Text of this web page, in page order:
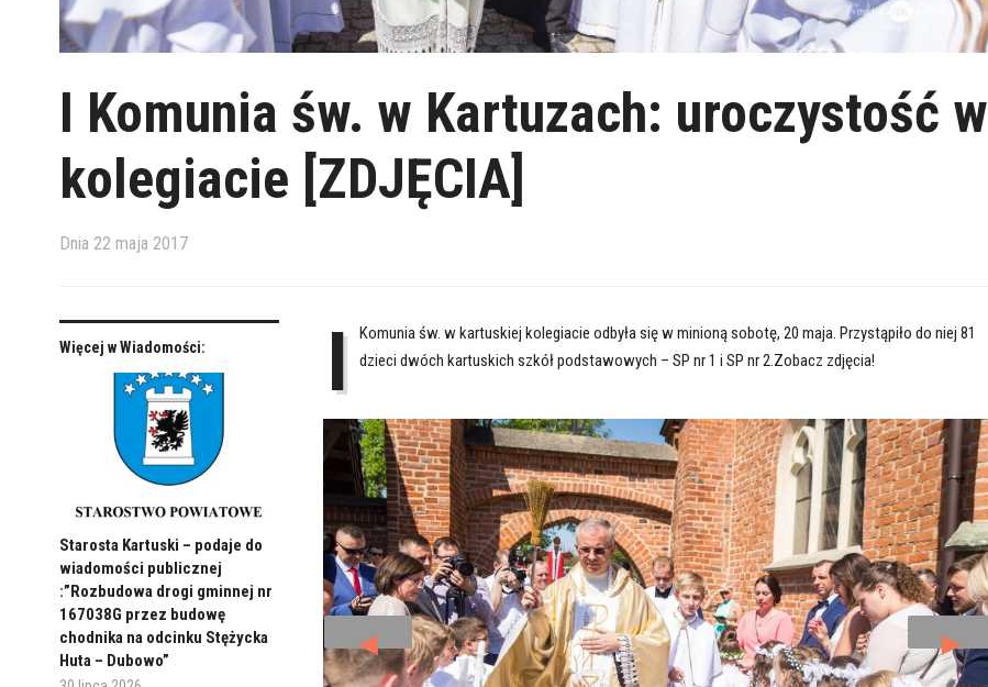
I Komunia św. w Kartuzach: uroczystość w
kolegiacie [ZDJĘCIA]
Dnia 22 maja 2017
Więcej w Wiadomości:
Starosta Kartuski – podaje do
wiadomości publicznej
:”Rozbudowa drogi gminnej nr
167038G przez budowę
chodnika na odcinku Stężycka
Huta – Dubowo”
I
Komunia św. w kartuskiej kolegiacie odbyła się w minioną sobotę, 20 maja. Przystąpiło do niej 81
dzieci dwóch kartuskich szkół podstawowych – SP nr 1 i SP nr 2.Zobacz zdjęcia!
◄ ►